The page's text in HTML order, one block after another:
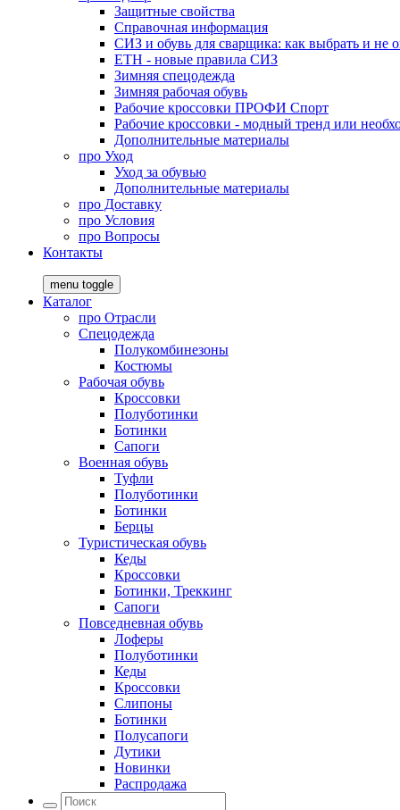
Защитные свойства
Справочная информация
СИЗ и обувь для сварщика: как выбрать и не
ЕТН - новые правила СИЗ
Зимняя спецодежда
Зимняя рабочая обувь
Рабочие кроссовки ПРОФИ Спорт
Рабочие кроссовки - модный тренд или
Дополнительные материалы
про Уход
Уход за обувью
Дополнительные материалы
про Доставку
про Условия
про Вопросы
Контакты
menu toggle
Каталог
про Отрасли
Спецодежда
Полукомбинезоны
Костюмы
Рабочая обувь
Кроссовки
Полуботинки
Ботинки
Сапоги
Военная обувь
Туфли
Полуботинки
Ботинки
Берцы
Туристическая обувь
Кеды
Кроссовки
Ботинки, Треккинг
Сапоги
Повседневная обувь
Лоферы
Полуботинки
Кеды
Кроссовки
Слипоны
Ботинки
Полусапоги
Дутики
Новинки
Распродажа